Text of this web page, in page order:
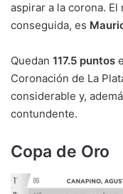
aspirar a la corona.
conseguida, es
Quedan 117.5 puntos
Coronación de La
considerable y,
contundente.
Copa de Oro